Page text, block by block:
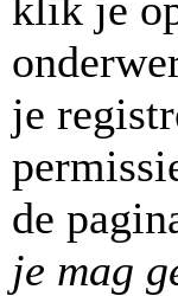
je
de
je mag